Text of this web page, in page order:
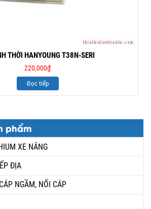
phẩm
XE NÂNG
ĐỊA
NGẦM, NỐI CÁP
THỜI HANYOUNG T38N-SERI
220,000₫
Đọc tiếp